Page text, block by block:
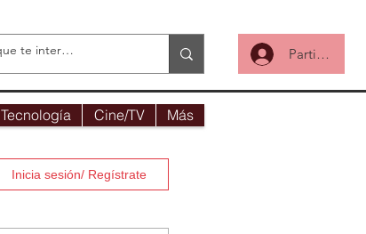
Participa
Tecnología Cine/TV Más
Inicia sesión/ Regístrate